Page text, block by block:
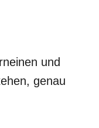
und
genau